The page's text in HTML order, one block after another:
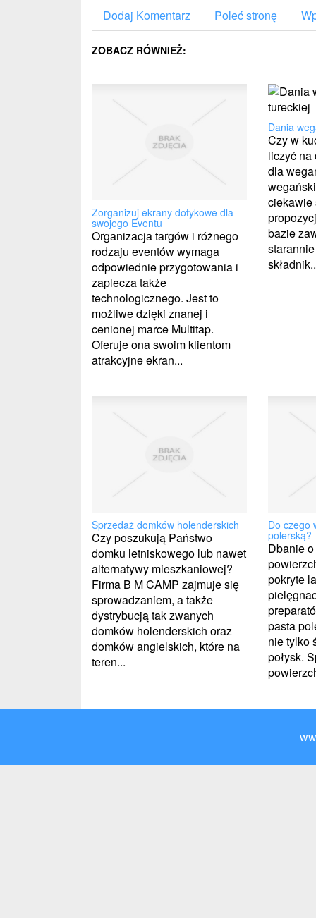
Dodaj Komentarz Poleć stronę
ZOBACZ RÓWNIEŻ:
Zorganizuj ekrany dotykowe dla
swojego Eventu
Organizacja targów i różnego
rodzaju eventów wymaga
odpowiednie przygotowania i
zaplecza także
technologicznego. Jest to
możliwe dzięki znanej i
cenionej marce Multitap.
Oferuje ona swoim klientom
atrakcyjne ekran...
Dania
Czy w
liczyć
dla
ciekawie
bazie
Sprzedaż domków holenderskich
Czy poszukują Państwo
domku letniskowego lub nawet
alternatywy mieszkaniowej?
Firma B M CAMP zajmuje się
sprowadzaniem, a także
dystrybucją tak zwanych
domków holenderskich oraz
domków angielskich, które na
teren...
Do czego
polerską?
Dbanie
pokryte
pasta
nie tylko
połysk.